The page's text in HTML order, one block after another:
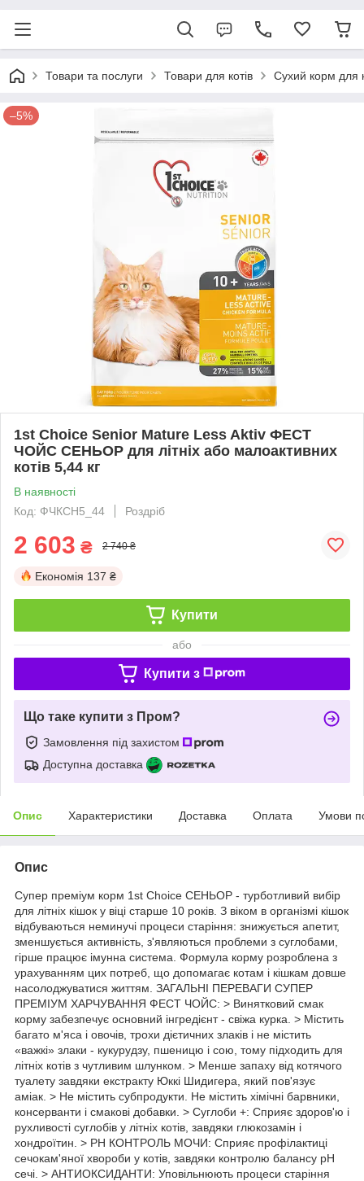
Товари та послуги Товари для котів Сухий корм для
–5%
1st Choice Senior Mature Less Aktiv ФЕСТ
ЧОЙС СЕНЬОР для літніх або малоактивних
котів 5,44 кг
В наявності
Код: ФЧКСН5_44
Роздріб
2 603 ₴ 2 740 ₴
Економія 137 ₴
Купити
або
Купити з
Що таке купити з Пром?
Замовлення під захистом
Доступна доставка
Опис Характеристики Доставка Оплата Умови
Опис
Супер преміум корм 1st Choice СЕНЬОР - турботливий вибір
для літніх кішок у віці старше 10 років. З віком в організмі кішок
відбуваються неминучі процеси старіння: знижується апетит,
зменшується активність, з'являються проблеми з суглобами,
гірше працює імунна система. Формула корму розроблена з
урахуванням цих потреб, що допомагає котам і кішкам довше
насолоджуватися життям. ЗАГАЛЬНІ ПЕРЕВАГИ СУПЕР
ПРЕМІУМ ХАРЧУВАННЯ ФЕСТ ЧОЙС: > Винятковий смак
корму забезпечує основний інгредієнт - свіжа курка. > Містить
багато м'яса і овочів, трохи дієтичних злаків і не містить
«важкі» злаки - кукурудзу, пшеницю і сою, тому підходить для
літніх котів з чутливим шлунком. > Менше запаху від котячого
туалету завдяки екстракту Юккі Шидигера, який пов'язує
аміак. > Не містить субпродукти. Не містить хімічні барвники,
консерванти і смакові добавки. > Суглоби +: Сприяє здоров'ю і
рухливості суглобів у літніх котів, завдяки глюкозамін і
хондроїтин. > РН КОНТРОЛЬ МОЧИ: Сприяє профілактиці
сечокам'яної хвороби у котів, завдяки контролю балансу рН
сечі. > АНТИОКСИДАНТИ: Уповільнюють процеси старіння